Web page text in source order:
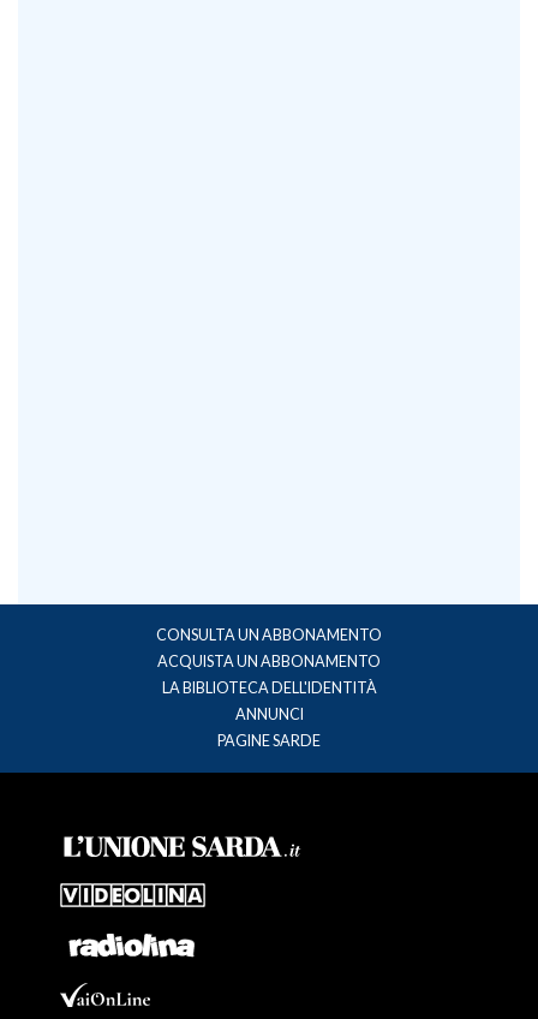
CONSULTA UN ABBONAMENTO
ACQUISTA UN ABBONAMENTO
LA BIBLIOTECA DELL'IDENTITÀ
ANNUNCI
PAGINE SARDE